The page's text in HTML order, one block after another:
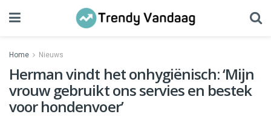
Home Nieuws
Herman vindt het onhygiënisch: ‘Mijn
vrouw gebruikt ons servies en bestek
voor hondenvoer’